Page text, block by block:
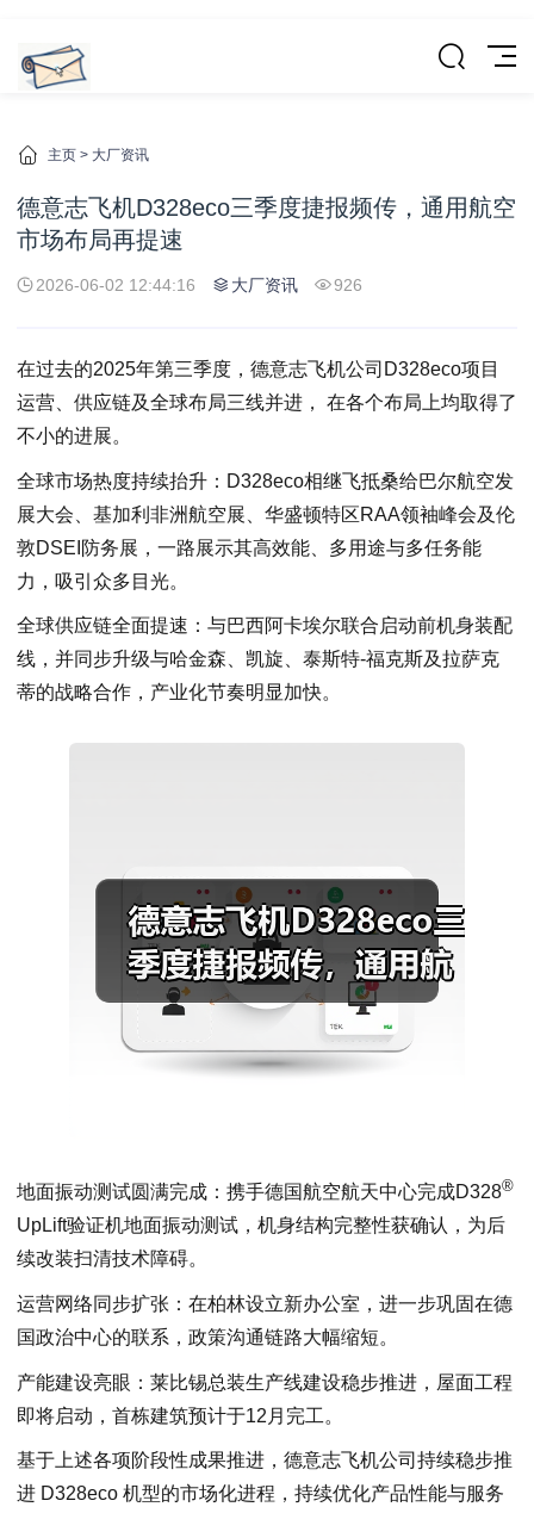
主页 > 大厂资讯
德意志飞机D328eco三季度捷报频传，通用航空
市场布局再提速
2026-06-02 12:44:16 大厂资讯 926
在过去的2025年第三季度，德意志飞机公司D328eco项目
运营、供应链及全球布局三线并进， 在各个布局上均取得了
不小的进展。
全球市场热度持续抬升：D328eco相继飞抵桑给巴尔航空发
展大会、基加利非洲航空展、华盛顿特区RAA领袖峰会及伦
敦DSEI防务展，一路展示其高效能、多用途与多任务能
力，吸引众多目光。
全球供应链全面提速：与巴西阿卡埃尔联合启动前机身装配
线，并同步升级与哈金森、凯旋、泰斯特-福克斯及拉萨克
蒂的战略合作，产业化节奏明显加快。
地面振动测试圆满完成：携手德国航空航天中心完成D328®
UpLift验证机地面振动测试，机身结构完整性获确认，为后
续改装扫清技术障碍。
运营网络同步扩张：在柏林设立新办公室，进一步巩固在德
国政治中心的联系，政策沟通链路大幅缩短。
产能建设亮眼：莱比锡总装生产线建设稳步推进，屋面工程
即将启动，首栋建筑预计于12月完工。
基于上述各项阶段性成果推进，德意志飞机公司持续稳步推
进 D328eco 机型的市场化进程，持续优化产品性能与服务